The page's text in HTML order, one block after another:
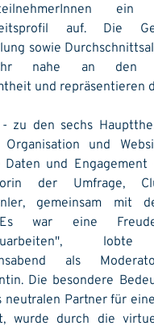
auf. Die
sowie
nahe an den
und repräsentieren
zu den sechs
Organisation und
Daten und
der Umfrage,
gemeinsam mit
war eine
als
Die besondere
neutralen Partner für
wurde durch die